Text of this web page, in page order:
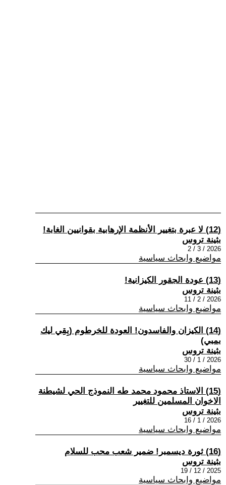
(12) لا عبرة بتغيير الأنظمة الإرهابية بقوانيين الغابة!
بثينة تروس
2026 / 3 / 2
مواضيع وابحاث سياسية
(13) عودة الجقور الكيزانية!
بثينة تروس
2026 / 2 / 11
مواضيع وابحاث سياسية
(14) الكيزان والفاسدون! العودة للخرطوم (بِقِي ليك
بمبي)
بثينة تروس
2026 / 1 / 30
مواضيع وابحاث سياسية
(15) الاستاذ محمود محمد طه النموذج الحي لشيطنة
الاخوان المسلمين للتغيير
بثينة تروس
2026 / 1 / 16
مواضيع وابحاث سياسية
(16) ثورة ديسمبر! ضمير شعب محب للسلام
بثينة تروس
2025 / 12 / 19
مواضيع وابحاث سياسية